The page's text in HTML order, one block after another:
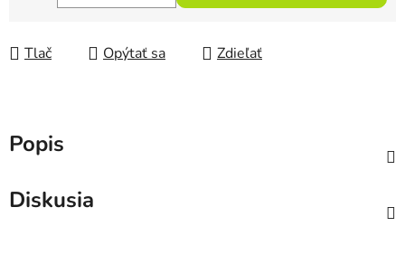
Jednotková cena:
Tlač Opýtať sa Zdieľať
Popis
Diskusia